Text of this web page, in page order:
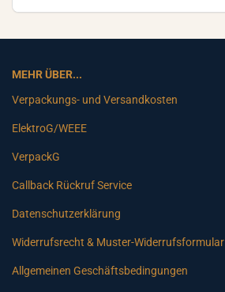
MEHR ÜBER...
Verpackungs- und Versandkosten
ElektroG/WEEE
VerpackG
Callback Rückruf Service
Datenschutzerklärung
Widerrufsrecht & Muster-Widerrufsformular
Allgemeinen Geschäftsbedingungen